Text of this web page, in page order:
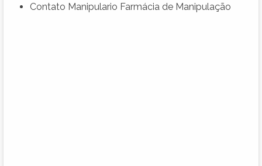
Contato Manipulario Farmácia de Manipulação